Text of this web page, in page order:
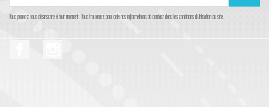
Vous pouvez vous désinscrire à tout moment. Vous trouverez pour cela nos informations de contact dans les conditions d'utilisation du site.